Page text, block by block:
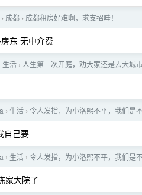
› 成都 › 成都租房好难啊，求支招哇！
东 无中介费
生活 › 人生第一次开庭，劝大家还是去大城市
› 生活 › 令人发指，为小洛熙不平，我们是
自己要
› 生活 › 令人发指，为小洛熙不平，我们是
家大院了